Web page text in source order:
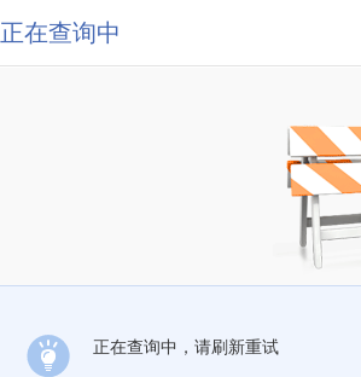
正在查询中
正在查询中，请刷新重试